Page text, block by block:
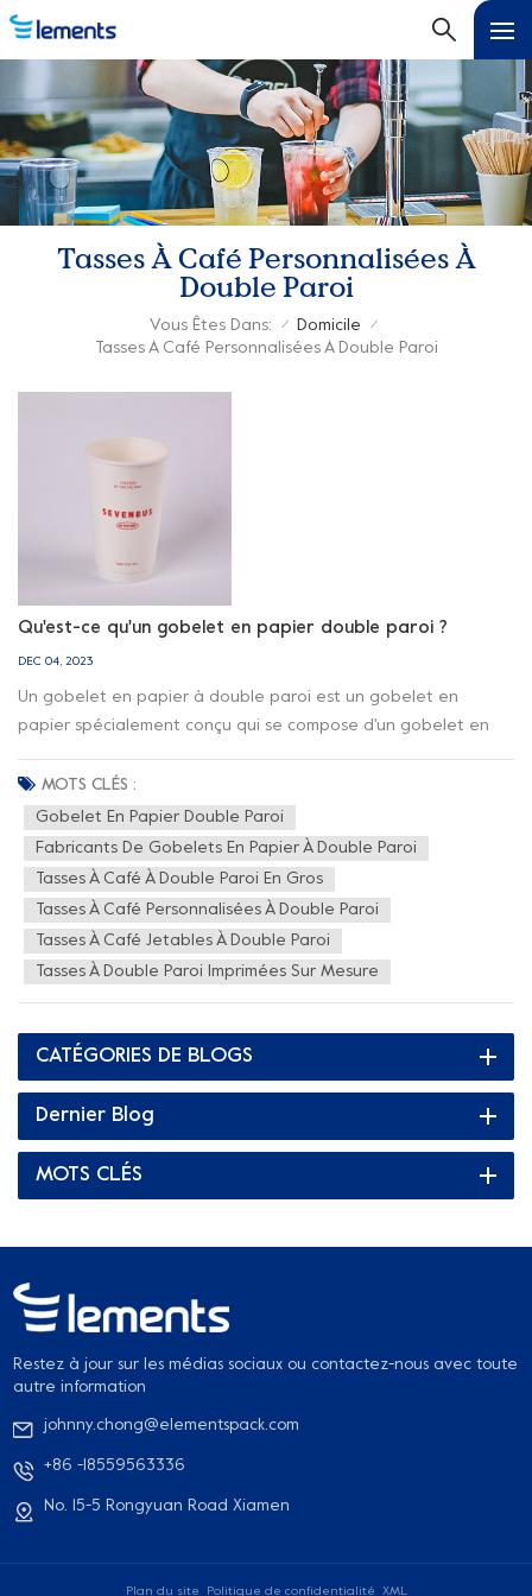
Tasses À Café Personnalisées À
Double Paroi
Vous Êtes Dans: / Domicile /
Tasses À Café Personnalisées À Double Paroi
Qu'est-ce qu'un gobelet en papier double paroi ?
DEC 04, 2023
Un gobelet en papier à double paroi est un gobelet en
papier spécialement conçu qui se compose d'un gobelet en
gobelets en papier double paroi de meilleures performances
en termes de rétention de chaleur et d'isolation. Les gobelets
en papier à double paroi sont généralement utilisés pour
servir des boissons chaudes telles que le café, le thé, le
chocolat chaud, etc. En raison de la formation d'une couche
isolante entre la couche extérieure du gobelet en papier et la
couche d'air, la température de l'extérieur est réduite. couche
relativement basse et ne donne pas l'impression que la main
préhension et d'utilisation. La couche intérieure en carton est
traitée avec un revêtement imperméable pour empêcher les
boissons chaudes de pénétrer dans la couche extérieure du
gobelet en papier. La conception du gobelet en papier à
double paroi isole efficacement la chaleur, évite les brûlures et
garde les boissons chaudes au chaud plus longtemps.
MOTS CLÉS :
Gobelet En Papier Double Paroi
Fabricants De Gobelets En Papier À Double Paroi
Tasses À Café À Double Paroi En Gros
Tasses À Café Personnalisées À Double Paroi
Tasses À Café Jetables À Double Paroi
Tasses À Double Paroi Imprimées Sur Mesure
CATÉGORIES DE BLOGS
Dernier Blog
MOTS CLÉS
Restez à jour sur les médias sociaux ou contactez-nous avec toute
autre information
johnny.chong@elementspack.com
+86 -18559563336
No. 15-5 Rongyuan Road Xiamen
Plan du site Politique de confidentialité XML